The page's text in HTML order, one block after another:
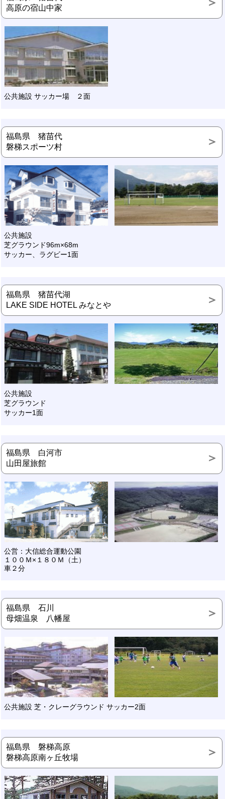
高原の宿山中家
公共施設 サッカー場 ２面
福島県 猪苗代
磐梯スポーツ村
公共施設
芝グラウンド96m×68m
サッカー、ラグビー1面
福島県 猪苗代湖
LAKE SIDE HOTEL みなとや
公共施設
芝グラウンド
サッカー1面
福島県 白河市
山田屋旅館
公営：大信総合運動公園
１００Ｍ×１８０Ｍ（土）
車２分
福島県 石川
母畑温泉 八幡屋
公共施設 芝・クレーグラウンド サッカー2面
福島県 磐梯高原
磐梯高原南ヶ丘牧場